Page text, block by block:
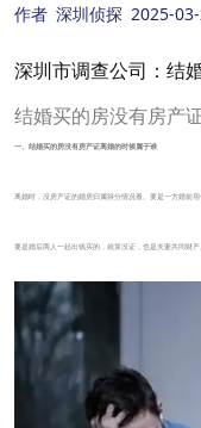
作者 深圳侦探 2025-
深圳市调查公司：结
结婚买的房没有房产
一、结婚买的房没有房产证离婚的时候属于谁
离婚时，没房产证的婚房归属得分情况看。要是一方婚前
要是婚后两人一起出钱买的，就算没证，也是夫妻共同财产